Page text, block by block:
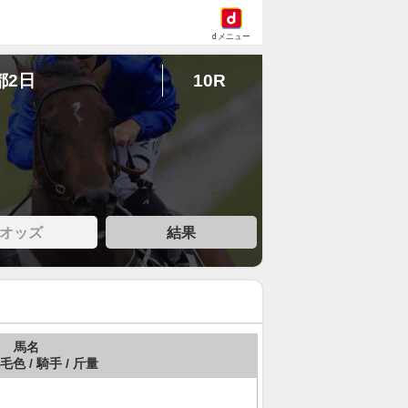
dメニュー
2日 10R
オッズ 結果
馬名
色 / 騎手 / 斤量